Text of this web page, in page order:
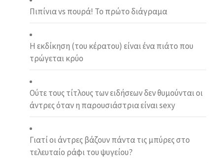
Πιπίνια vs πουρά! Το πρώτο διάγραμα
Η εκδίκηση (του κέρατου) είναι ένα πιάτο που
τρώγεται κρύο
Ούτε τους τίτλους των ειδήσεων δεν θυμούνται οι
άντρες όταν η παρουσιάστρια είναι sexy
Γιατί οι άντρες βάζουν πάντα τις μπύρες στο
τελευταίο ράφι του ψυγείου?